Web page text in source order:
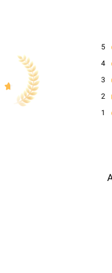
5
4
3
2
1